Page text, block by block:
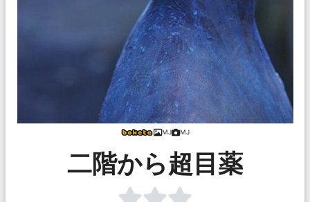
MJ MJ
二階から超目薬